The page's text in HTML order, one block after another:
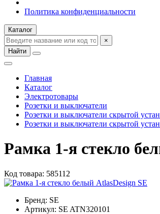
Политика конфиденциальности
Каталог
×
Найти
Главная
Каталог
Электротовары
Розетки и выключатели
Розетки и выключатели скрытой
Розетки и выключатели скрытой
Рамка 1-я стекло
Код товара: 585112
Бренд: SE
Артикул: SE ATN320101